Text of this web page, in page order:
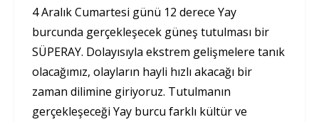
4 Aralık Cumartesi günü 12 derece Yay
burcunda gerçekleşecek güneş tutulması bir
SÜPERAY. Dolayısıyla ekstrem gelişmelere tanık
olacağımız, olayların hayli hızlı akacağı bir
zaman dilimine giriyoruz. Tutulmanın
gerçekleşeceği Yay burcu farklı kültür ve